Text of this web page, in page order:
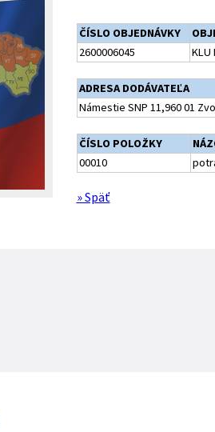
ČÍSLO OBJEDNÁVKY
2600006045
KLU
ADRESA DODÁVATEĽA
Námestie SNP 11,960 01
ČÍSLO POLOŽKY
00010
» Späť